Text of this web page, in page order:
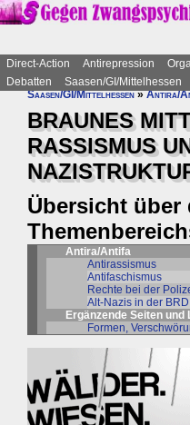
Direct-Action Antirepression
Debatten
Saasen/GI/Mittelhessen
Saasen/GI/Mittelhessen»Antira/
BRAUNES
RASSISMUS
Übersicht über
Antira/Antifa
Antirassismus
Antifaschismus
Rechte bei der
Alt-Nazis in der BRD
Ergänzende Seiten und
Formen,